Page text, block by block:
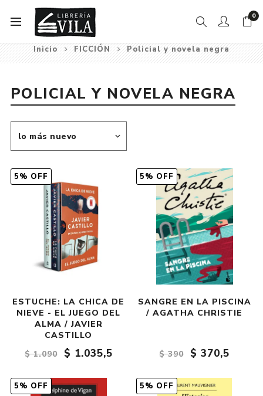
0
Inicio FICCIÓN Policial y novela negra
POLICIAL Y NOVELA NEGRA
5% OFF
ESTUCHE: LA CHICA DE
NIEVE - EL JUEGO DEL
ALMA / JAVIER
CASTILLO
$ 1.090
$ 1.035,5
5% OFF
SANGRE EN LA PISCINA
/ AGATHA CHRISTIE
$ 390 $ 370,5
5% OFF 5% OFF